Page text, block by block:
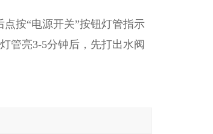
按“电源开关”按钮灯管指示
管亮3-5分钟后，先打出水阀